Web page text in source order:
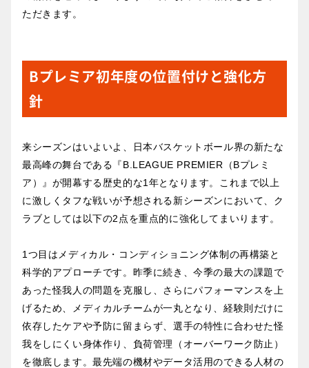
ただきます。
Bプレミア初年度の位置付けと強化方
針
来シーズンはいよいよ、日本バスケットボール界の新たな
最高峰の舞台である『B.LEAGUE PREMIER（Bプレミ
ア）』が開幕する歴史的な1年となります。これまで以上
に激しくタフな戦いが予想される新シーズンにおいて、ク
ラブとしては以下の2点を重点的に強化してまいります。
1つ目はメディカル・コンディショニング体制の再構築と
科学的アプローチです。昨季に続き、今季の最大の課題で
あった怪我人の問題を克服し、さらにパフォーマンスを上
げるため、メディカルチームが一丸となり、経験則だけに
依存したケアや予防に留まらず、選手の特性に合わせた怪
我をしにくい身体作り、負荷管理（オーバーワーク防止）
を徹底します。最先端の機材やデータ活用のできる人材の